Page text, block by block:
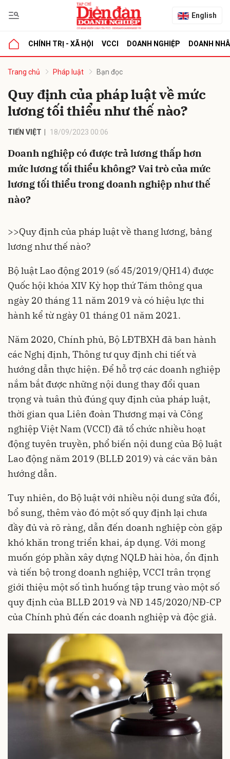
English
CHÍNH TRỊ - XÃ HỘI VCCI DOANH NGHIỆP DOANH
Trang chủ Pháp luật Bạn đọc
Quy định của pháp luật về mức
lương tối thiểu như thế nào?
TIẾN VIỆT 18/09/2023 00:06
Doanh nghiệp có được trả lương thấp hơn
mức lương tối thiểu không? Vai trò của mức
lương tối thiểu trong doanh nghiệp như thế
nào?
>>Quy định của pháp luật về thang lương, bảng
lương như thế nào?
Bộ luật Lao động 2019 (số 45/2019/QH14) được
Quốc hội khóa XIV Kỳ họp thứ Tám thông qua
ngày 20 tháng 11 năm 2019 và có hiệu lực thi
hành kể từ ngày 01 tháng 01 năm 2021.
Năm 2020, Chính phủ, Bộ LĐTBXH đã ban hành
các Nghị định, Thông tư quy định chi tiết và
hướng dẫn thực hiện. Để hỗ trợ các doanh nghiệp
nắm bắt được những nội dung thay đổi quan
trọng và tuân thủ đúng quy định của pháp luật,
thời gian qua Liên đoàn Thương mại và Công
nghiệp Việt Nam (VCCI) đã tổ chức nhiều hoạt
động tuyên truyền, phổ biến nội dung của Bộ luật
Lao động năm 2019 (BLLĐ 2019) và các văn bản
hướng dẫn.
Tuy nhiên, do Bộ luật với nhiều nội dung sửa đổi,
bổ sung, thêm vào đó một số quy định lại chưa
đầy đủ và rõ ràng, dẫn đến doanh nghiệp còn gặp
khó khăn trong triển khai, áp dụng. Với mong
muốn góp phần xây dựng NQLĐ hài hòa, ổn định
và tiến bộ trong doanh nghiệp, VCCI trân trọng
giới thiệu một số tình huống tập trung vào một số
quy định của BLLĐ 2019 và NĐ 145/2020/NĐ-CP
của Chính phủ đến các doanh nghiệp và độc giả.
luận
Hủy